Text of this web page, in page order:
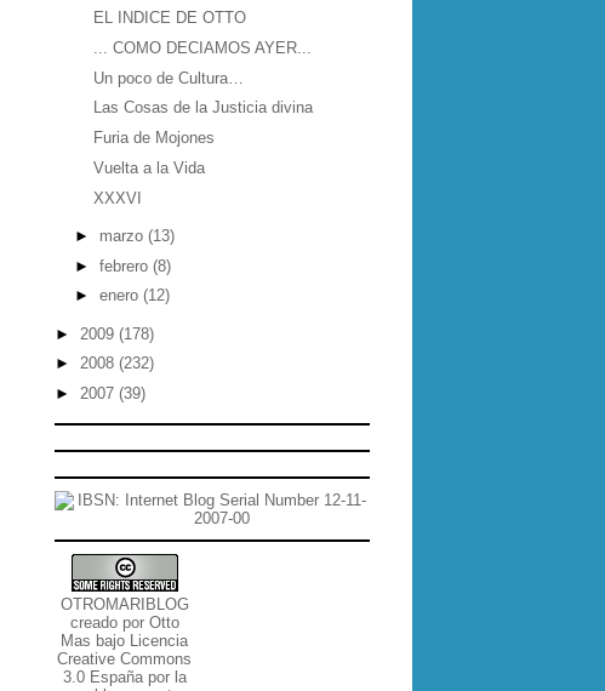
EL INDICE DE OTTO
... COMO DECIAMOS AYER...
Un poco de Cultura…
Las Cosas de la Justicia divina
Furia de Mojones
Vuelta a la Vida
XXXVI
► marzo (13)
► febrero (8)
► enero (12)
► 2009 (178)
► 2008 (232)
► 2007 (39)
OTROMARIBLOG
creado por Otto
Mas bajo Licencia
Creative Commons
3.0 España por la